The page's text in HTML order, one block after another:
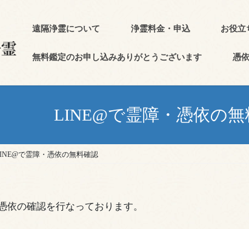
遠隔浄霊について 浄霊料金・申込 お役立
無料鑑定のお申し込みありがとうございます 憑
LINE@で霊障・憑依の無
で霊障・憑依の無料確認
の確認を行なっております。